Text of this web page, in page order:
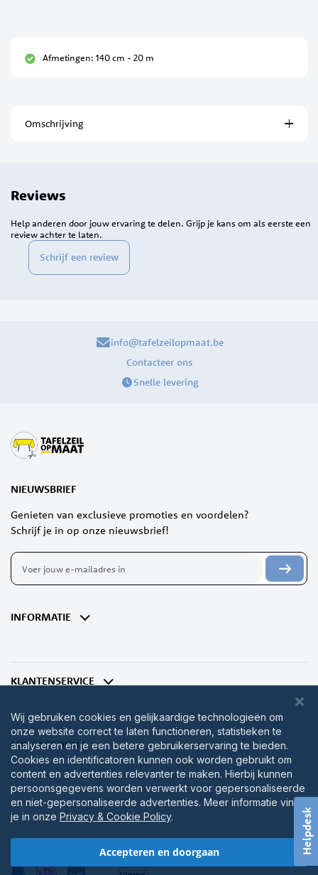
Afmetingen: 140 cm - 20 m
Omschrijving
Helpdesk
Reviews
Schrijf een review
Help anderen door jouw ervaring te delen. Grijp je kans om als eerste een
review achter te laten.
info@tafelzeilopmaat.be
Contacteer ons
Snelle levering
NIEUWSBRIEF
Genieten van exclusieve promoties en voordelen?
Schrijf je in op onze nieuwsbrief!
Abonneer
op
nieuwsbrief
INFORMATIE
KLANTENSERVICE
MIJN ACCOUNT
Wij gebruiken cookies en gelijkaardige technologieën om
onze website correct te laten functioneren, statistieken te
analyseren en je een betere gebruikerservaring te bieden.
Cookies en identificatoren kunnen ook worden gebruikt om
content en advertenties relevanter te maken. Hierbij kunnen
persoonsgegevens worden verwerkt voor gepersonaliseerde
en niet-gepersonaliseerde advertenties. Meer informatie vind
je in onze Privacy & Cookie Policy.
Accepteren en doorgaan